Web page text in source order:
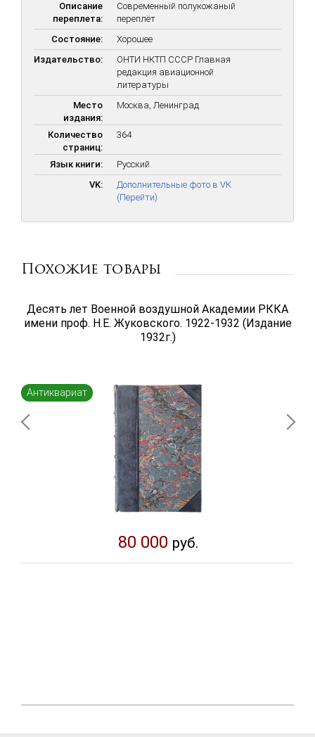
Описание
переплета:
Современный полукожаный
переплёт
Состояние:
Хорошее
Издательство:
ОНТИ НКТП СССР Главная
редакция авиационной
литературы
Место
издания:
Москва, Ленинград
Количество
страниц:
364
Язык книги:
Русский
VK:
Дополнительные фото в VK
(Перейти)
Похожие товары
Десять лет Военной воздушной Академии РККА
имени проф. Н.Е. Жуковского. 1922-1932 (Издание
1932г.)
Антиквариат
80 000 руб.